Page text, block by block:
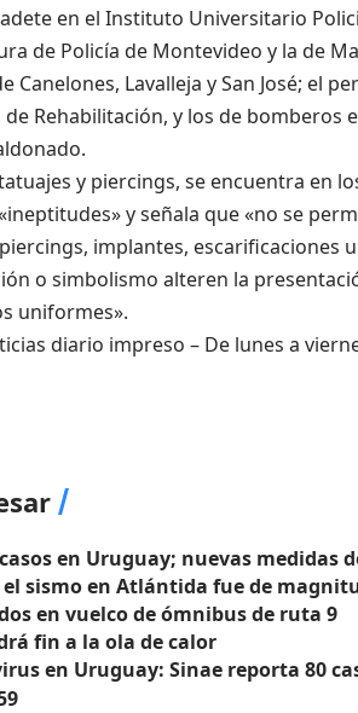
en el Instituto Universitario
de Policía de Montevideo y la de
Lavalleja y San José; el
Rehabilitación, y los de bomberos
y piercings, se encuentra en
y señala que «no se
implantes, escarificaciones
o simbolismo alteren la
uniformes».
diario impreso – De lunes a
en Uruguay; nuevas medidas
sismo en Atlántida fue de
en vuelco de ómnibus de ruta 9
fin a la ola de calor
en Uruguay: Sinae reporta 80